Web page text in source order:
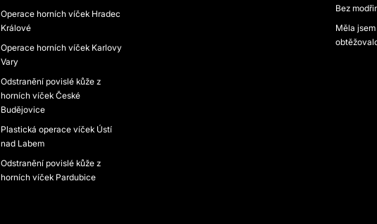
Operace horních víček Hradec
Králové
Operace horních víček Karlovy
Vary
Odstranění povislé kůže z
horních víček České
Budějovice
Plastická operace víček Ústí
nad Labem
Odstranění povislé kůže z
horních víček Pardubice
Bez
Měla